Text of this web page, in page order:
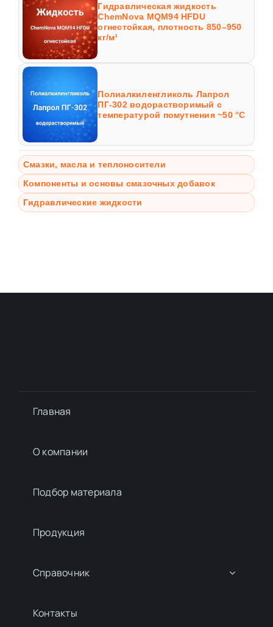
Гидравлическая жидкость
ChemNova MQM94 HFDU
огнестойкая, плотность 850–950
кг/м³
Полиалкиленгликоль Лапрол
ПГ-302 водорастворимый с
температурой помутнения ~50 °C
Смазки, масла и теплоносители
Компоненты и основы смазочных добавок
Гидравлические жидкости
Главная
О компании
Подбор материалa
Продукция
Справочник
Контакты